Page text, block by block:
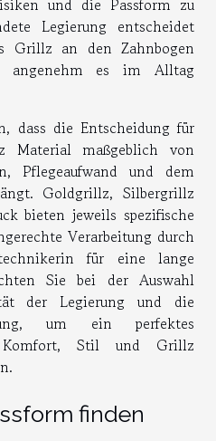
Legierung entscheidet
an den Zahnbogen
angenehm es im Alltag
dass die Entscheidung für
Material maßgeblich von
Pflegeaufwand und dem
Goldgrillz, Silbergrillz
bieten jeweils spezifische
Verarbeitung durch
für eine lange
Sie bei der Auswahl
der Legierung und die
um ein perfektes
Komfort, Stil und Grillz
finden